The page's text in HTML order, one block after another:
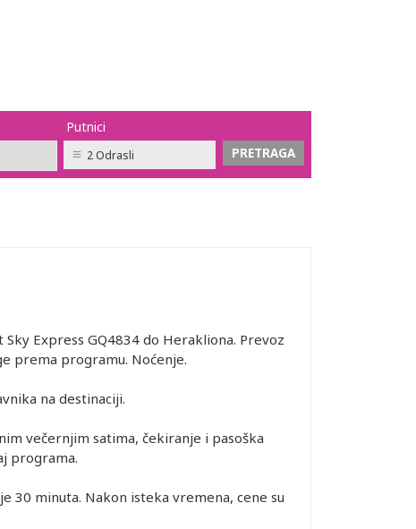
Putnici
2 Odrasli
Express GQ4834 do Herakliona. Prevoz
prema programu. Noćenje.
na destinaciji.
večernjim satima, čekiranje i pasoška
programa.
30 minuta. Nakon isteka vremena, cene su